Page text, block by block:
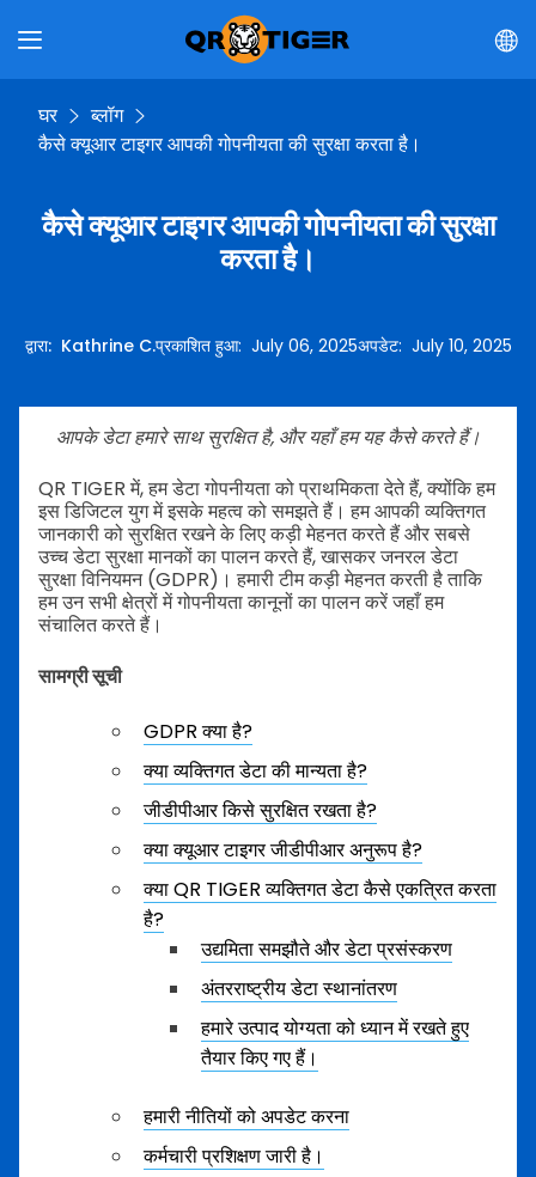
घर
ब्लॉग
कैसे क्यूआर टाइगर आपकी गोपनीयता की सुरक्षा करता है।
कैसे क्यूआर टाइगर आपकी गोपनीयता की सुरक्षा
करता है।
द्वारा: Kathrine C.प्रकाशित हुआ: July 06, 2025अपडेट: July 10, 2025
आपके डेटा हमारे साथ सुरक्षित है, और यहाँ हम यह कैसे करते हैं।
QR TIGER में, हम डेटा गोपनीयता को प्राथमिकता देते हैं, क्योंकि हम
इस डिजिटल युग में इसके महत्व को समझते हैं। हम आपकी व्यक्तिगत
जानकारी को सुरक्षित रखने के लिए कड़ी मेहनत करते हैं और सबसे
उच्च डेटा सुरक्षा मानकों का पालन करते हैं, खासकर जनरल डेटा
सुरक्षा विनियमन (GDPR)। हमारी टीम कड़ी मेहनत करती है ताकि
हम उन सभी क्षेत्रों में गोपनीयता कानूनों का पालन करें जहाँ हम
संचालित करते हैं।
सामग्री सूची
GDPR क्या है?
क्या व्यक्तिगत डेटा की मान्यता है?
जीडीपीआर किसे सुरक्षित रखता है?
क्या क्यूआर टाइगर जीडीपीआर अनुरूप है?
क्या QR TIGER व्यक्तिगत डेटा कैसे एकत्रित करता
है?
उद्यमिता समझौते और डेटा प्रसंस्करण
अंतरराष्ट्रीय डेटा स्थानांतरण
हमारे उत्पाद योग्यता को ध्यान में रखते हुए
तैयार किए गए हैं।
हमारी नीतियों को अपडेट करना
कर्मचारी प्रशिक्षण जारी है।